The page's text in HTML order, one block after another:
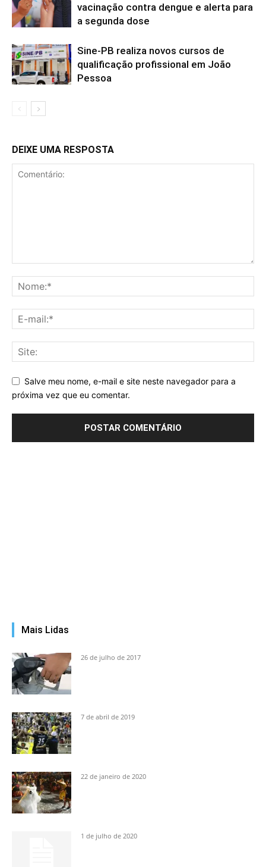
vacinação contra dengue e alerta para
a segunda dose
Sine-PB realiza novos cursos de
qualificação profissional em João
Pessoa
DEIXE UMA RESPOSTA
Salve meu nome, e-mail e site neste navegador para a
próxima vez que eu comentar.
Mais Lidas
26 de julho de 2017
7 de abril de 2019
22 de janeiro de 2020
1 de julho de 2020